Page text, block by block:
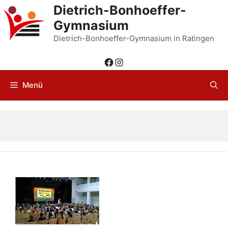
Zum
Inhalt
springen
Dietrich-Bonhoeffer-
Gymnasium
Dietrich-Bonhoeffer-Gymnasium in Ratingen
Facebook
Instagram
Menü